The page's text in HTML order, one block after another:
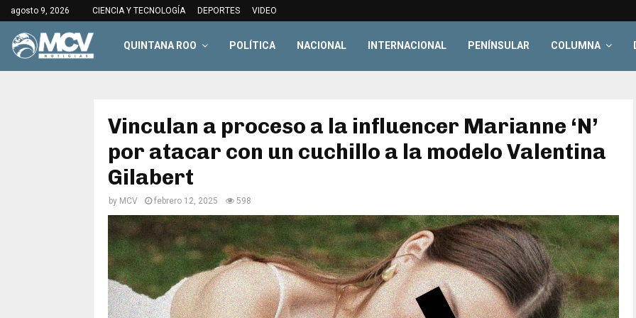
agosto 9, 2026 CIENCIA Y TECNOLOGÍA DEPORTES VIDEO
QUINTANA ROO POLÍTICA NACIONAL INTERNACIONAL PENÍNSULAR COLUMNA
Vinculan a proceso a la influencer Marianne ‘N’
por atacar con un cuchillo a la modelo Valentina
Gilabert
by MCV febrero 12, 2025 598